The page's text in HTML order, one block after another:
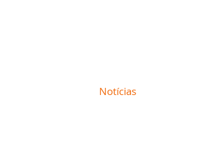
dirigido pelo filho
Notícias